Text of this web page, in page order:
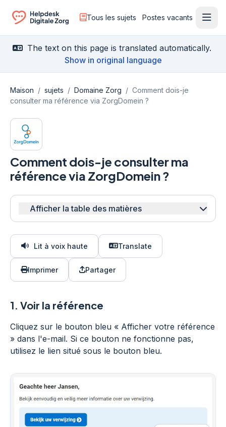
Ga naar de homepagina
Tous les sujets Postes vacants
The text on this page is translated automatically.
Show in original language
Maison / sujets / Domaine Zorg / Comment dois-je
consulter ma référence via ZorgDomein ?
Comment dois-je consulter ma
référence via ZorgDomein ?
Afficher la table des matières
Lit à voix haute Translate
Imprimer Partager
1. Voir la référence
Cliquez sur le bouton bleu « Afficher votre référence
» dans l'e-mail. Si ce bouton ne fonctionne pas,
utilisez le lien situé sous le bouton bleu.